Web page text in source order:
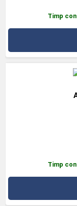
Timp
Timp